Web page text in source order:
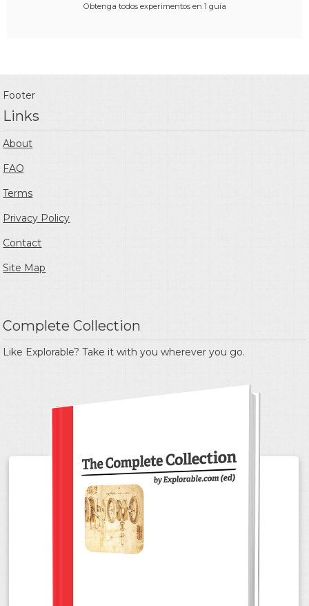
Obtenga todos experimentos en 1 guía
Footer
Links
About
FAQ
Terms
Privacy Policy
Contact
Site Map
Complete Collection
Like Explorable? Take it with you wherever you go.